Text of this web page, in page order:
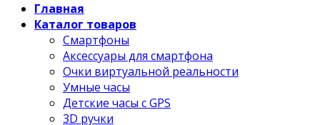
Главная
Каталог товаров
Смартфоны
Аксессуары для смартфона
Очки виртуальной реальности
Умные часы
Детские часы с GPS
3D ручки